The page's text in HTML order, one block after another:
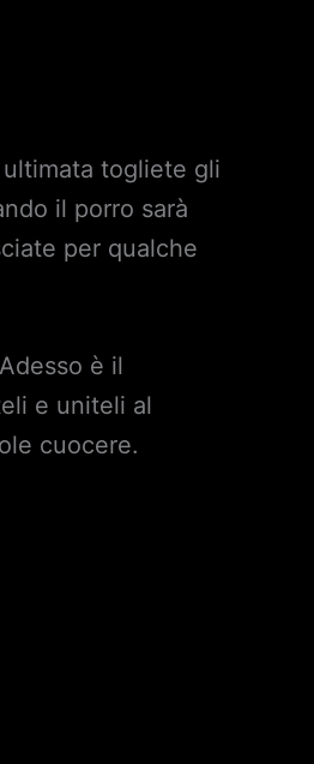
togliete gli
il porro sarà
per qualche
è il
e uniteli al
cuocere.